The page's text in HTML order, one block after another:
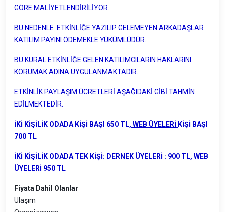
GÖRE MALİYETLENDİRİLİYOR.
BU NEDENLE ETKİNLİĞE YAZILIP GELEMEYEN ARKADAŞLAR
KATILIM PAYINI ÖDEMEKLE YÜKÜMLÜDÜR.
BU KURAL ETKİNLİĞE GELEN KATILIMCILARIN HAKLARINI
KORUMAK ADINA UYGULANMAKTADIR.
ETKİNLİK PAYLAŞIM ÜCRETLERİ AŞAĞIDAKİ GİBİ TAHMİN
EDİLMEKTEDİR.
İKİ KİŞİLİK ODADA KİŞİ BAŞI 650 TL, WEB ÜYELERİ KİŞİ BAŞI
700 TL
İKİ KİŞİLİK ODADA TEK KİŞİ: DERNEK ÜYELERİ : 900 TL, WEB
ÜYELERİ 950 TL
Fiyata Dahil Olanlar
Ulaşım